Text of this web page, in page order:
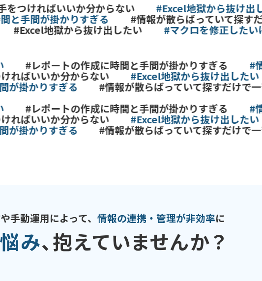
ければいいか分からない #Excel地獄から抜け出した
手間が掛かりすぎる #情報が散らばっていて探すだけ
#Excel地獄から抜け出したい #マクロを修正したいけど
#レポートの作成に時間と手間が掛かりすぎる #情報
ばいいか分からない #Excel地獄から抜け出したい
掛かりすぎる #情報が散らばっていて探すだけで一苦
#レポートの作成に時間と手間が掛かりすぎる #情報
ばいいか分からない #Excel地獄から抜け出したい
掛かりすぎる #情報が散らばっていて探すだけで一苦
手動運用によって、 情報の連携・管理が非効率に
み、抱えていませんか？